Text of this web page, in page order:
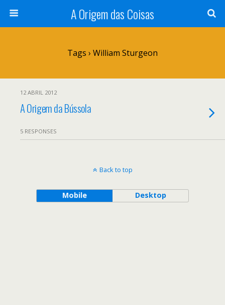
A Origem das Coisas
Tags › William Sturgeon
12 ABRIL 2012
A Origem da Bússola
5 RESPONSES
Back to top
Mobile Desktop